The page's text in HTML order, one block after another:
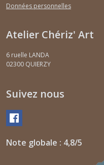
Données personnelles
Atelier Chériz' Art
6 ruelle LANDA
02300 QUIERZY
Suivez nous
Note globale : 4,8/5